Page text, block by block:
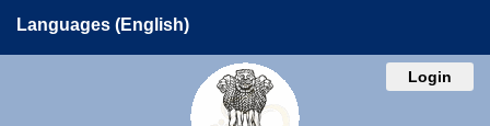
Languages (English)
Login